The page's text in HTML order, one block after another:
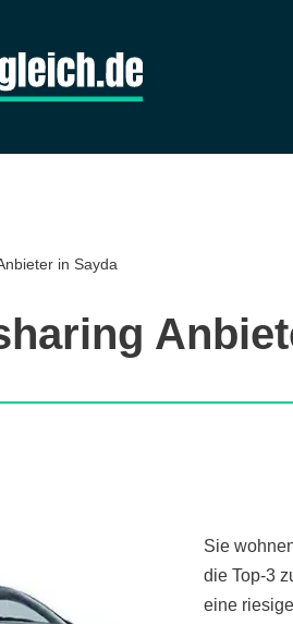
in Sayda
Sie
die Top-3
eine